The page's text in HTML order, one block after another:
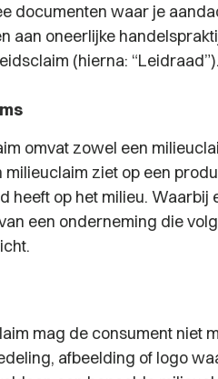
documenten waar je
aan oneerlijke
(hierna: “Leidraad”).
omvat zowel een
milieuclaim ziet op een
heeft op het milieu. Waarbij
een onderneming die
mag de consument niet
afbeelding of logo